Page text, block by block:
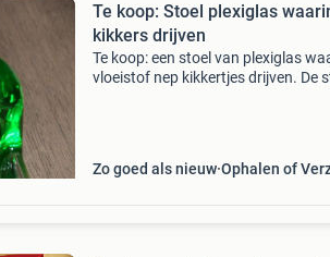
Te koop: Stoel plexiglas
kikkers drijven
Te koop: een stoel van plexiglas
vloeistof nep kikkertjes drijven. De
Zo goed als nieuw Ophalen of